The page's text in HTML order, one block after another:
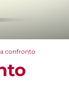
confronto